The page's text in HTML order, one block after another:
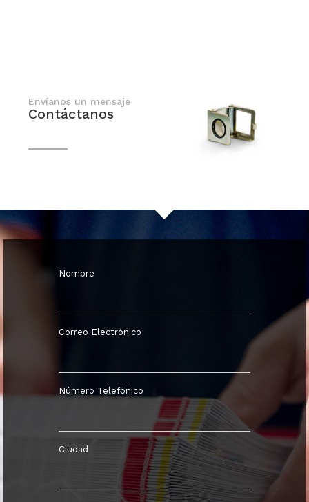
Envíanos un mensaje
Contáctanos
Nombre
Correo Electrónico
Número Telefónico
Ciudad